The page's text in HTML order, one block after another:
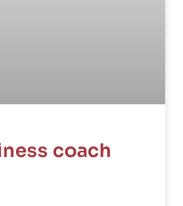
coach